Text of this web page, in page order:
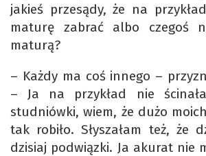
jakieś przesądy, że na
maturę zabrać albo czegoś
maturą?
– Każdy ma coś innego –
– Ja na przykład nie
studniówki, wiem, że dużo
tak robiło. Słyszałam też, że
dzisiaj podwiązki. Ja akurat nie